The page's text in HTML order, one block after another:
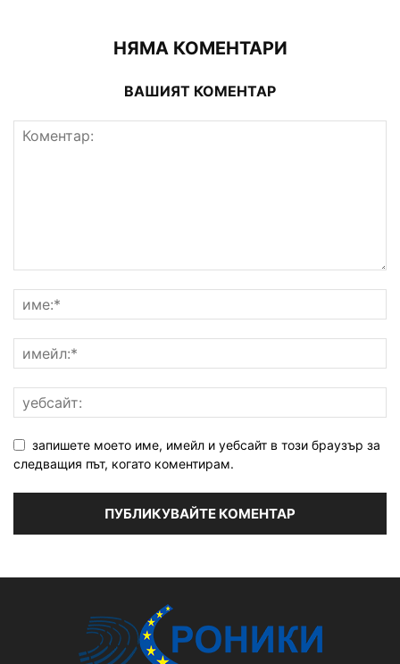
НЯМА КОМЕНТАРИ
ВАШИЯТ КОМЕНТАР
запишете моето име, имейл и уебсайт в този браузър за
следващия път, когато коментирам.